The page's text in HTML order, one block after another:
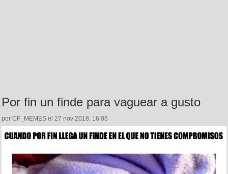
Por fin un finde para vaguear a gusto
por CF_MEMES el 27 nov 2018, 16:06